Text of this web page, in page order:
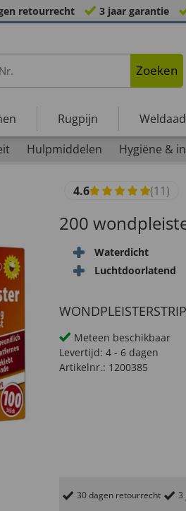
retourrecht 3 jaar garantie
Zoeken
Rugpijn
Hulpmiddelen Hygiëne &
4.6 (11)
200
Waterdicht
Luchtdoorlatend
Meteen beschikbaar
Levertijd: 4 - 6 dagen
Artikelnr.: 1200385
30 dagen retourrecht 3